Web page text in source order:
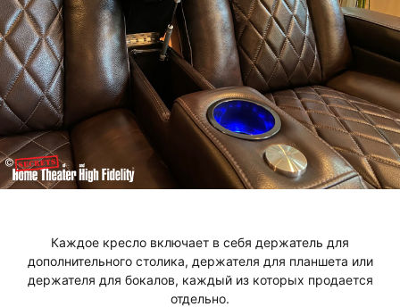
Каждое кресло включает в себя держатель для
дополнительного столика, держателя для планшета или
держателя для бокалов, каждый из которых продается
отдельно.